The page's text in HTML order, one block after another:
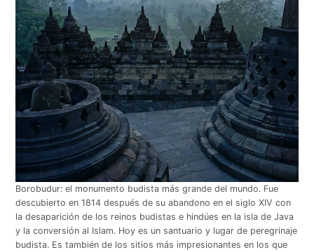
Borobudur: el monumento budista más grande del mundo. Fue
descubierto en 1814 después de su abandono en el siglo XIV con
la desaparición de los reinos budistas e hindúes en la isla de Java
y la conversión al Islam. Hoy es un santuario y lugar de peregrinaje
budista. Es también de los sitios más impresionantes en los que